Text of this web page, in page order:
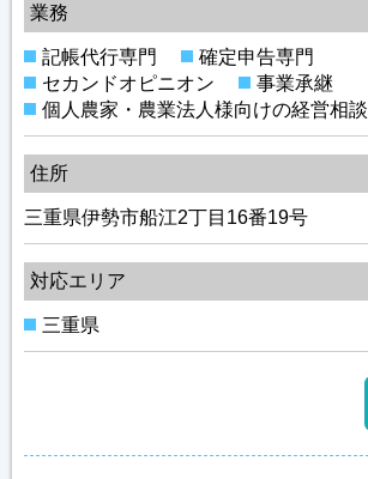
業務
記帳代行専門
確定申告専門
セカンドオピニオン
事業承継
個人農家・農業法人様向けの経営相談
住所
三重県伊勢市船江2丁目16番19号
対応エリア
三重県